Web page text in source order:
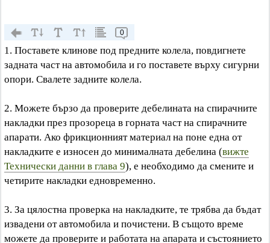
0
1. Поставете клинове под предните колела, повдигнете
задната част на автомобила и го поставете върху сигурни
опори. Свалете задните колела.
2. Можете бързо да проверите дебелината на спирачните
накладки през прозореца в горната част на спирачните
апарати. Ако фрикционният материал на поне една от
накладките е износен до минималната дебелина (вижте
Технически данни в глава 9), е необходимо да смените и
четирите накладки едновременно.
3. За цялостна проверка на накладките, те трябва да бъдат
извадени от автомобила и почистени. В същото време
можете да проверите и работата на апарата и състоянието